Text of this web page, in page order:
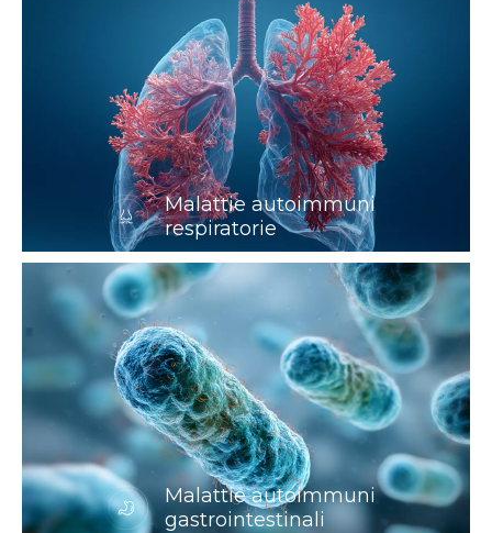
Malattie autoimmuni
respiratorie
Malattie autoimmuni
gastrointestinali